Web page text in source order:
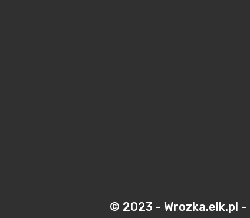
© 2023 - Wrozka.elk.pl -